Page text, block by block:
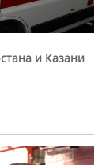
и Казани